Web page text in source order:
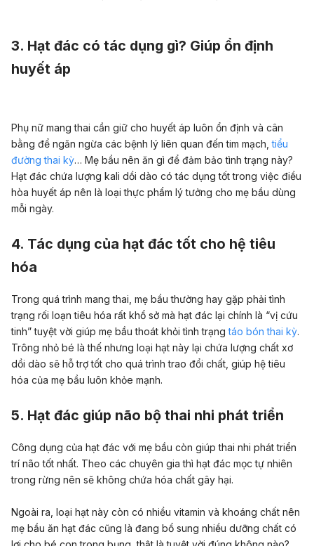
3. Hạt đác có tác dụng gì? Giúp ổn định
huyết áp
Phụ nữ mang thai cần giữ cho huyết áp luôn ổn định và cân
bằng để ngăn ngừa các bệnh lý liên quan đến tim mạch,tiểu
đường thai kỳ… Mẹ bầu nên ăn gì để đảm bảo tình trạng này?
Hạt đác chứa lượng kali dồi dào có tác dụng tốt trong việc điều
hòa huyết áp nên là loại thực phẩm lý tưởng cho mẹ bầu dùng
mỗi ngày.
4. Tác dụng của hạt đác tốt cho hệ tiêu
hóa
Trong quá trình mang thai, mẹ bầu thường hay gặp phải tình
trạng rối loạn tiêu hóa rất khổ sở mà hạt đác lại chính là “vị cứu
tinh” tuyệt vời giúp mẹ bầu thoát khỏi tình trạngtáo bón thai kỳ.
Trông nhỏ bé là thế nhưng loại hạt này lại chứa lượng chất xơ
dồi dào sẽ hỗ trợ tốt cho quá trình trao đổi chất, giúp hệ tiêu
hóa của mẹ bầu luôn khỏe mạnh.
5. Hạt đác giúp não bộ thai nhi phát triển
Công dụng của hạt đác với mẹ bầu còn giúp thai nhi phát triển
trí não tốt nhất. Theo các chuyên gia thì hạt đác mọc tự nhiên
trong rừng nên sẽ không chứa hóa chất gây hại.
Ngoài ra, loại hạt này còn có nhiều vitamin và khoáng chất nên
mẹ bầu ăn hạt đác cũng là đang bổ sung nhiều dưỡng chất có